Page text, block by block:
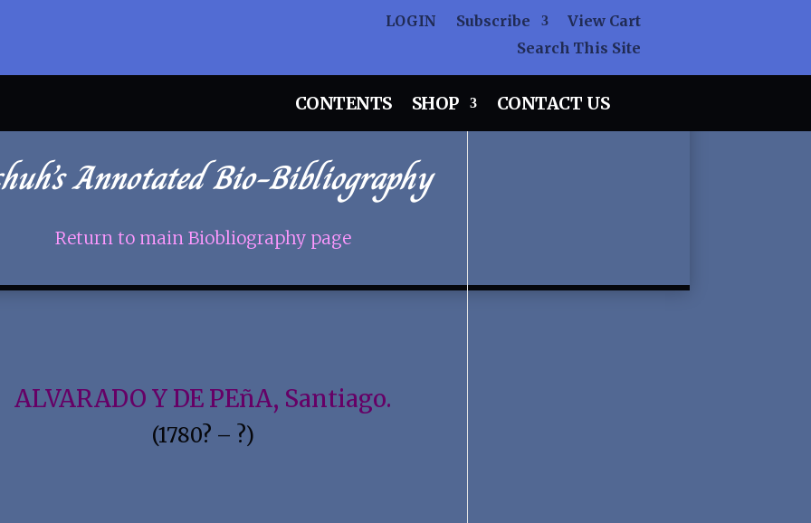
LOGIN Subscribe
View Cart
Search This Site
CONTENTS SHOP CONTACT US
Annotated Bio-Bibliography
Return to main Biobliography page
ALVARADO Y DE PEñA, Santiago.
(1780? – ?)